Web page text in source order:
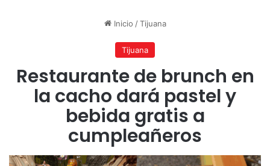
Inicio / Tijuana
Tijuana
Restaurante de brunch en
la cacho dará pastel y
bebida gratis a
cumpleañeros